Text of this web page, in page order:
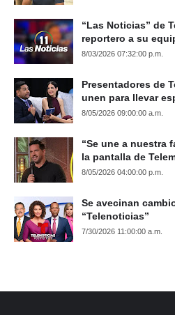
“Las Noticias” de
reportero a su
8/03/2026 07:32:00 p.m.
Presentadores de
unen para llevar
8/05/2026 09:00:00 a.m.
“Se une a nuestra
la pantalla de
8/05/2026 04:00:00 p.m.
Se avecinan
“Telenoticias”
7/30/2026 11:00:00 a.m.